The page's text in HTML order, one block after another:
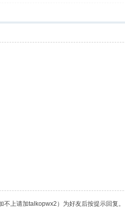
上请加talkopwx2）为好友后按提示回复